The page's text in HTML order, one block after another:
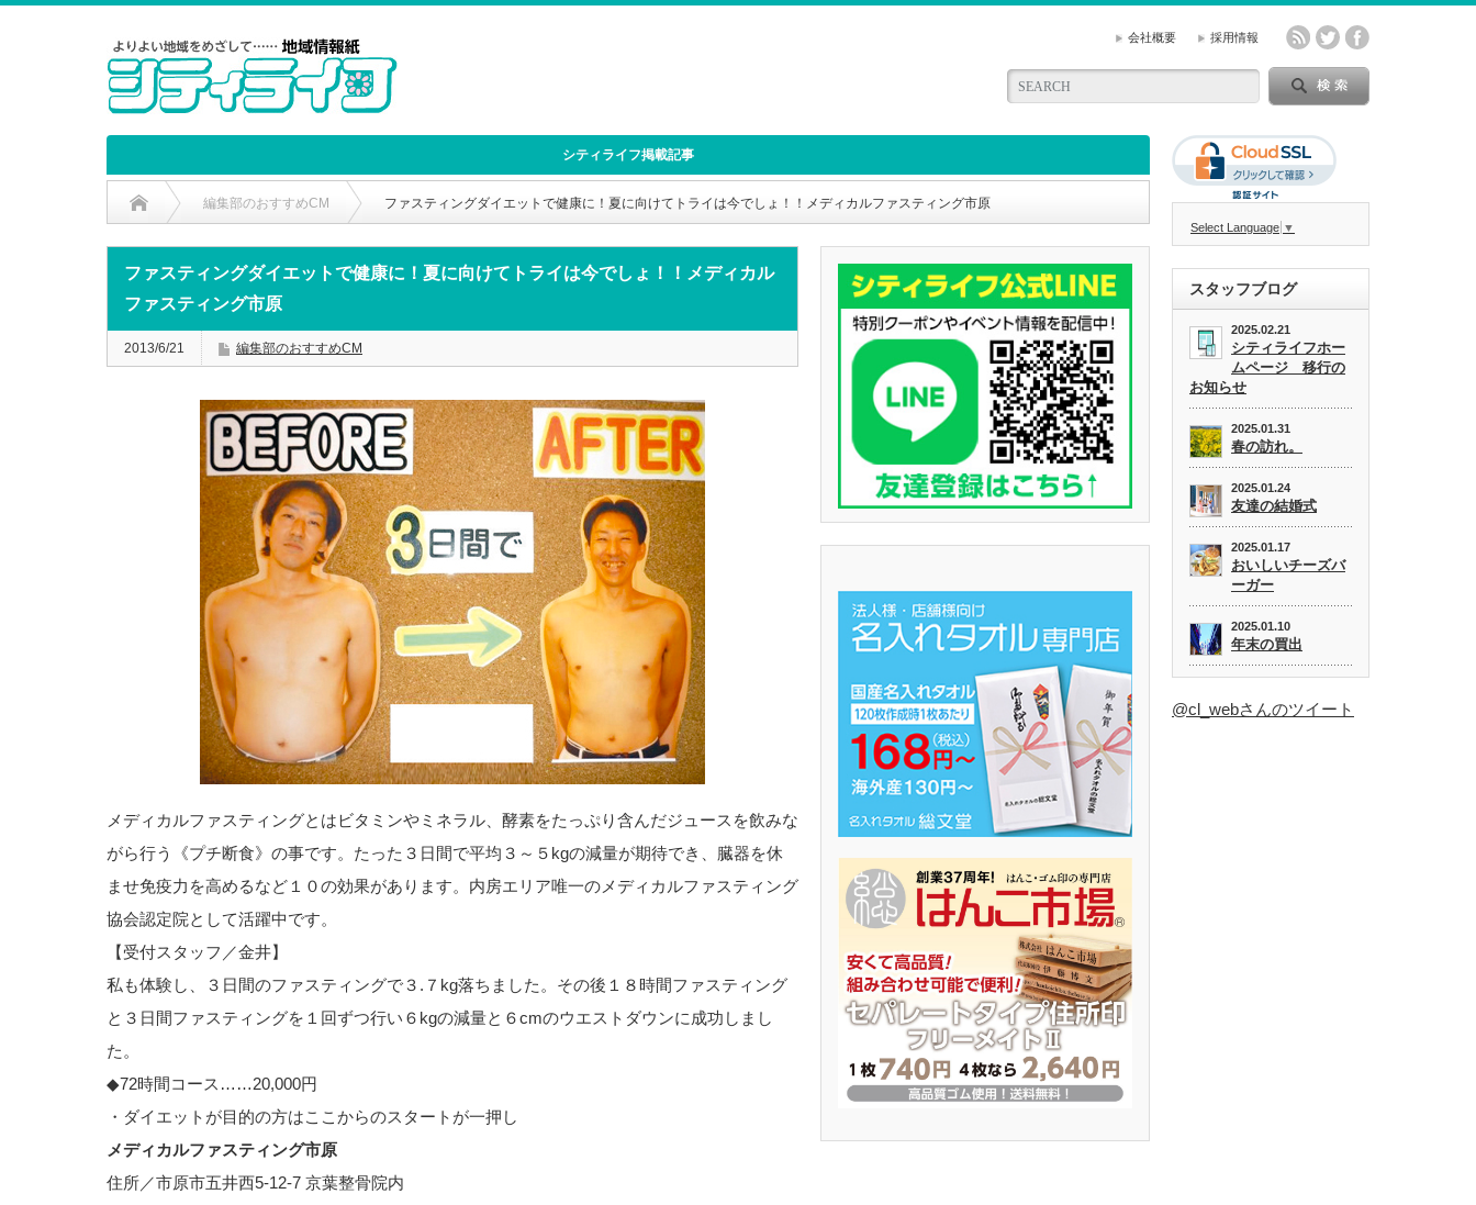
会社概要 採用情報
シティライフ掲載記事
編集部のおすすめCM ファスティングダイエットで健康に！夏に向けてトライは今でしょ！！メディカルファスティング市原
ファスティングダイエットで健康に！夏に向けてトライは今でしょ！！メディカル
ファスティング市原
2013/6/21 編集部のおすすめCM
メディカルファスティングとはビタミンやミネラル、酵素をたっぷり含んだジュースを飲みな
がら行う《プチ断食》の事です。たった３日間で平均３～５kgの減量が期待でき、臓器を休
ませ免疫力を高めるなど１０の効果があります。内房エリア唯一のメディカルファスティング
協会認定院として活躍中です。
【受付スタッフ／金井】
私も体験し、３日間のファスティングで３.７kg落ちました。その後１８時間ファスティング
と３日間ファスティングを１回ずつ行い６kgの減量と６cmのウエストダウンに成功しまし
た。
◆72時間コース……20,000円
・ダイエットが目的の方はここからのスタートが一押し
メディカルファスティング市原
住所／市原市五井西5-12-7 京葉整骨院内
Select Language ▼
スタッフブログ
2025.02.21
シティライフホー
ムページ 移行の
お知らせ
2025.01.31
春の訪れ。
2025.01.24
友達の結婚式
2025.01.17
おいしいチーズバ
ーガー
2025.01.10
年末の買出
@cl_webさんのツイート